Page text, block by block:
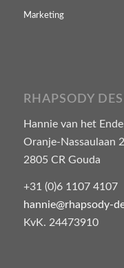
Marketing
RHAPSODY
Hannie van het Ende
Oranje-Nassaulaan
2805 CR Gouda
+31 (0)6 1107 4107
hannie@rhapsody-
KvK. 24473910